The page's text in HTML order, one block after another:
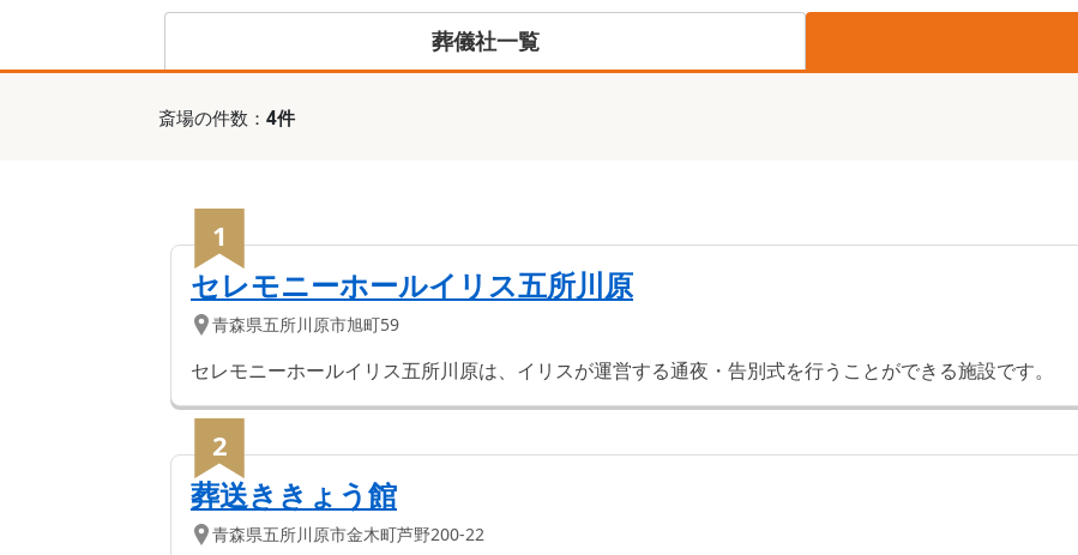
葬儀社一覧
斎場の件数： 4件
1
セレモニーホールイリス五所川原
青森県五所川原市旭町59
セレモニーホールイリス五所川原は、イリスが運営する通夜・告別式を行うことができる施設です。
2
葬送ききょう館
青森県五所川原市金木町芦野200-22